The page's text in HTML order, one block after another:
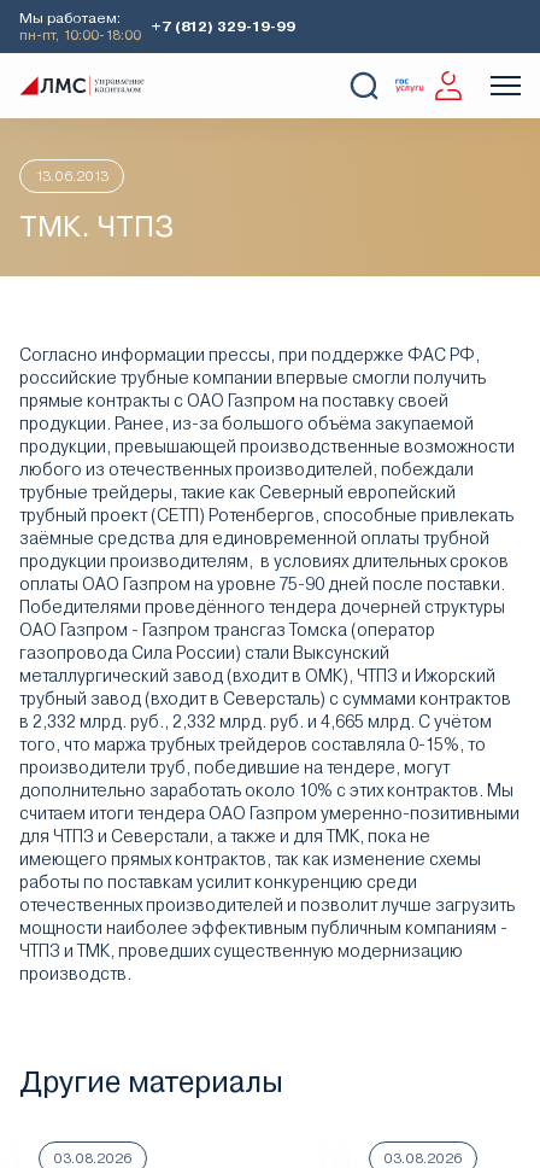
Мы работаем:
пн-пт, 10:00-18:00
+7 (812) 329-19-99
Главная Аналитика
13.06.2013
ТМК. ЧТПЗ
Согласно информации прессы, при поддержке ФАС РФ,
российские трубные компании впервые смогли получить
прямые контракты с ОАО Газпром на поставку своей
продукции. Ранее, из-за большого объёма закупаемой
продукции, превышающей производственные возможности
любого из отечественных производителей, побеждали
трубные трейдеры, такие как Северный европейский
трубный проект (СЕТП) Ротенбергов, способные привлекать
заёмные средства для единовременной оплаты трубной
продукции производителям, в условиях длительных сроков
оплаты ОАО Газпром на уровне 75-90 дней после поставки.
Победителями проведённого тендера дочерней структуры
ОАО Газпром - Газпром трансгаз Томска (оператор
газопровода Сила России) стали Выксунский
металлургический завод (входит в ОМК), ЧТПЗ и Ижорский
трубный завод (входит в Северсталь) с суммами контрактов
в 2,332 млрд. руб., 2,332 млрд. руб. и 4,665 млрд. С учётом
того, что маржа трубных трейдеров составляла 0-15%, то
производители труб, победившие на тендере, могут
дополнительно заработать около 10% с этих контрактов. Мы
считаем итоги тендера ОАО Газпром умеренно-позитивными
для ЧТПЗ и Северстали, а также и для ТМК, пока не
имеющего прямых контрактов, так как изменение схемы
работы по поставкам усилит конкуренцию среди
отечественных производителей и позволит лучше загрузить
мощности наиболее эффективным публичным компаниям -
ЧТПЗ и ТМК, проведших существенную модернизацию
производств.
Другие материалы
03.08.2026 03.08.2026